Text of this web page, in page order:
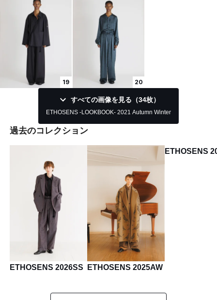
19 20
すべての画像を見る（34枚）
ETHOSENS -LOOKBOOK- 2021 Autumn Winter
過去のコレクション
ETHOSENS 2026SS ETHOSENS 2025AW
ETHOSENS